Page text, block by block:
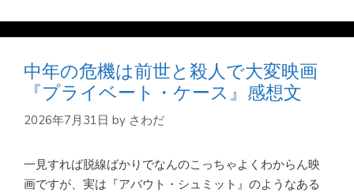
中年の危機は前世と殺人で大変映画
『プライベート・ケース』感想文
2026年7月31日 by さわだ
一見すれば脱線ばかりでなんのこっちゃよくわからん映
画ですが、実は『アバウト・シュミット』のようなある